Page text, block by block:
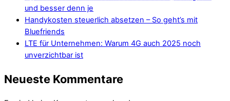
und besser denn je
Handykosten steuerlich absetzen – So geht’s mit
Bluefriends
LTE für Unternehmen: Warum 4G auch 2025 noch
unverzichtbar ist
Neueste Kommentare